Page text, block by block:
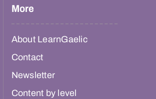
More
About LearnGaelic
Contact
Newsletter
Content by level